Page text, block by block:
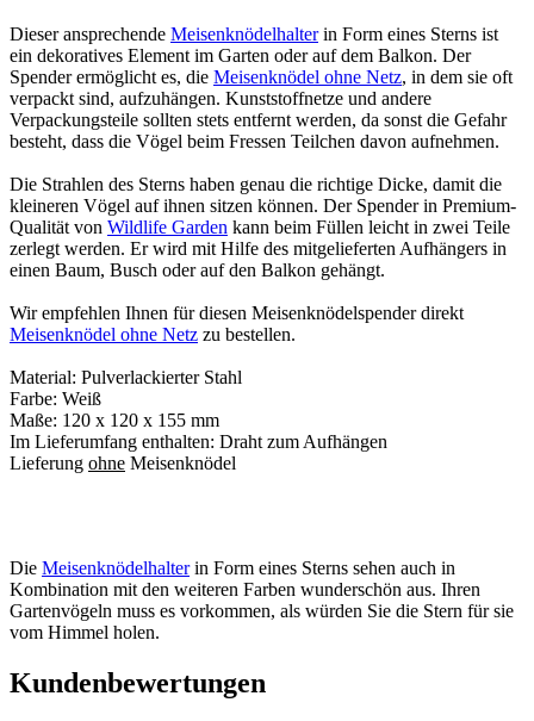
Dieser ansprechende Meisenknödelhalterin Form eines Sterns ist
ein dekoratives Element im Garten oder auf dem Balkon. Der
Spender ermöglicht es, die Meisenknödel ohne Netz, in dem sie oft
verpackt sind, aufzuhängen. Kunststoffnetze und andere
Verpackungsteile sollten stets entfernt werden, da sonst die Gefahr
besteht, dass die Vögel beim Fressen Teilchen davon aufnehmen.
Die Strahlen des Sterns haben genau die richtige Dicke, damit die
kleineren Vögel auf ihnen sitzen können. Der Spender in Premium-
Qualität von Wildlife Garden kann beim Füllen leicht in zwei Teile
zerlegt werden. Er wird mit Hilfe des mitgelieferten Aufhängers in
einen Baum, Busch oder auf den Balkon gehängt.
Wir empfehlen Ihnen für diesen Meisenknödelspender direkt
Meisenknödel ohne Netz zu bestellen.
Material: Pulverlackierter Stahl
Farbe: Weiß
Maße: 120 x 120 x 155 mm
Im Lieferumfang enthalten: Draht zum Aufhängen
Lieferung ohne Meisenknödel
Die Meisenknödelhalterin Form eines Sterns sehen auch in
Kombination mit den weiteren Farben wunderschön aus. Ihren
Gartenvögeln muss es vorkommen, als würden Sie die Stern für sie
vom Himmel holen.
Kundenbewertungen